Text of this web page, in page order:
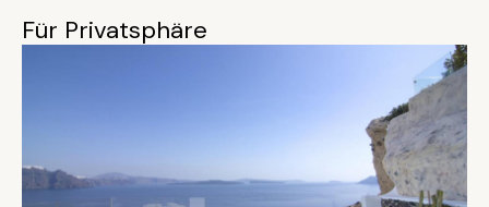
Für Privatsphäre